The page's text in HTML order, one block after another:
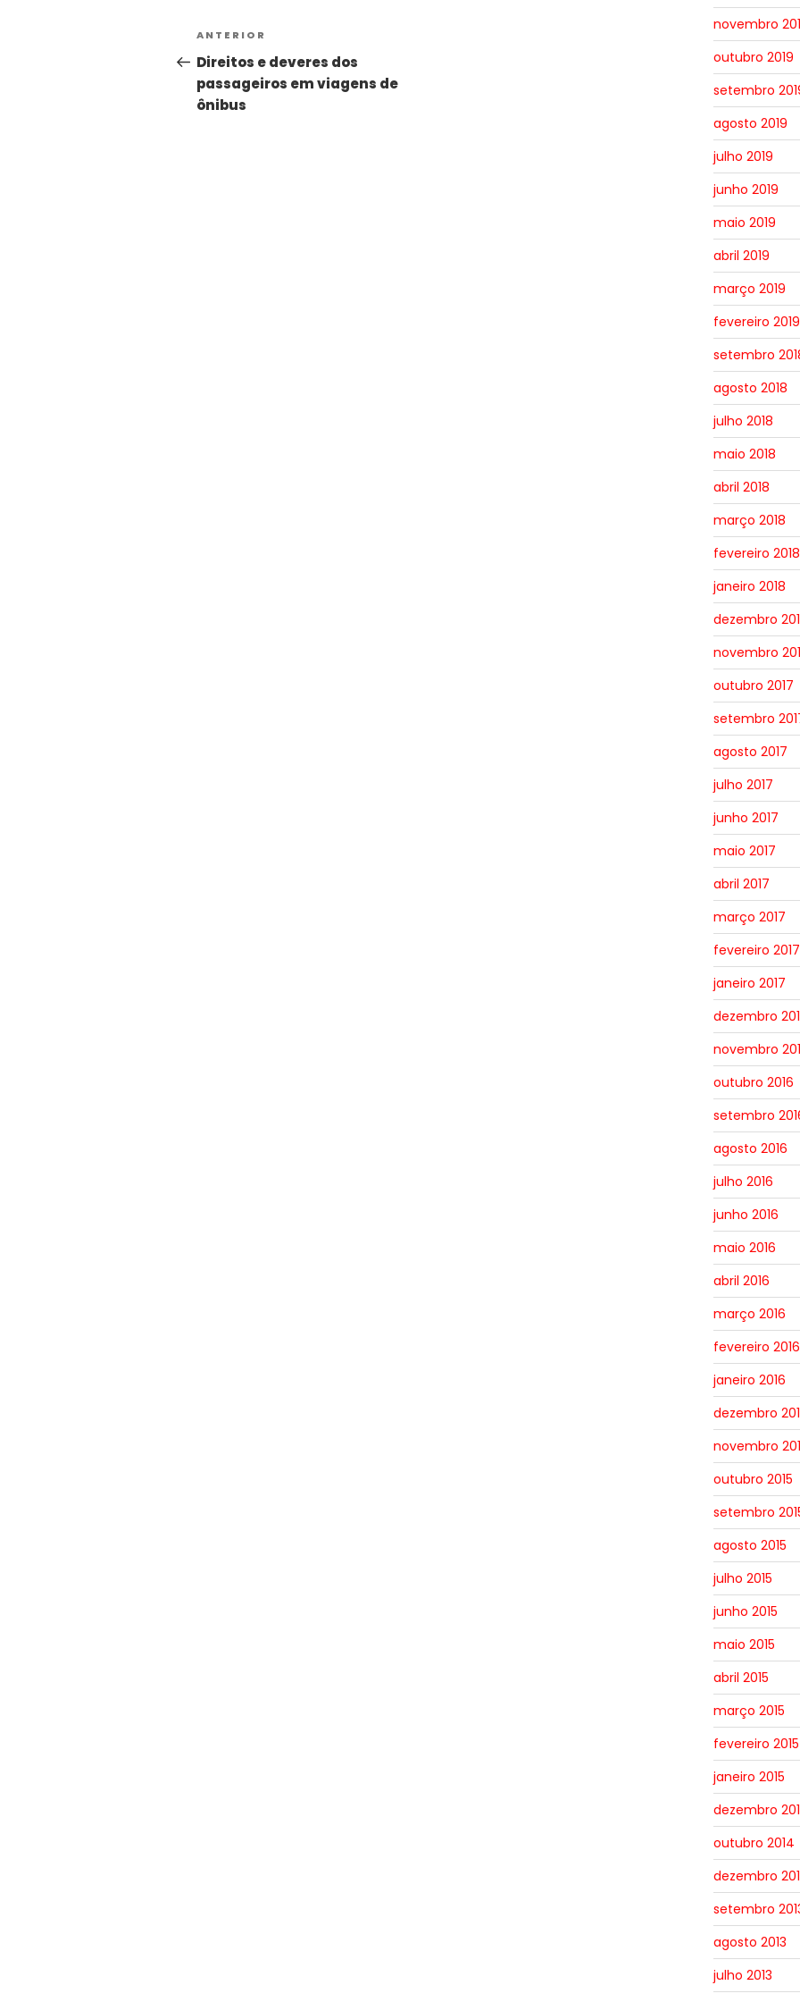
ANTERIOR
Direitos e deveres dos
passageiros em viagens de
ônibus
novembro
outubro 2019
setembro
agosto 2019
julho 2019
junho 2019
maio 2019
abril 2019
março 2019
fevereiro 2019
setembro
agosto 2018
julho 2018
maio 2018
abril 2018
março 2018
fevereiro 2018
janeiro 2018
dezembro
novembro
outubro 2017
setembro
agosto 2017
julho 2017
junho 2017
maio 2017
abril 2017
março 2017
fevereiro 2017
janeiro 2017
dezembro
novembro
outubro 2016
setembro
agosto 2016
julho 2016
junho 2016
maio 2016
abril 2016
março 2016
fevereiro 2016
janeiro 2016
dezembro
novembro
outubro 2015
setembro
agosto 2015
julho 2015
junho 2015
maio 2015
abril 2015
março 2015
fevereiro 2015
janeiro 2015
dezembro
outubro 2014
dezembro
setembro
agosto 2013
julho 2013